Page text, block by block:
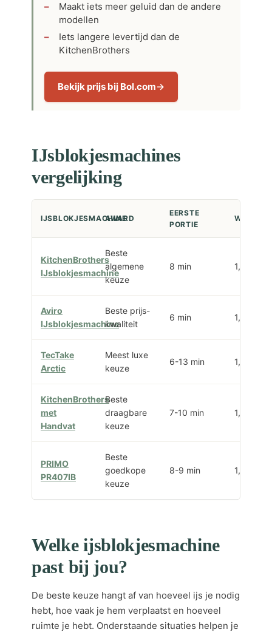
Maakt iets meer geluid dan de andere
modellen
Iets langere levertijd dan de
KitchenBrothers
Bekijk prijs bij Bol.com
IJsblokjesmachines
vergelijking
IJSBLOKJESMACHINE
AWARD
EERSTE
PORTIE
KitchenBrothers
IJsblokjesmachine
Beste
algemene
keuze
8 min 1,6L
Aviro
IJsblokjesmachine
Beste prijs-
kwaliteit
6 min 1,3L
TecTake
Arctic
Meest luxe
keuze
6-13 min 1,2L
KitchenBrothers
met
Handvat
Beste
draagbare
keuze
7-10 min 1,2L
PRIMO
PR407IB
Beste
goedkope
keuze
8-9 min 1,6L
Welke ijsblokjesmachine
past bij jou?
De beste keuze hangt af van hoeveel ijs je nodig
hebt, hoe vaak je hem verplaatst en hoeveel
ruimte je hebt. Onderstaande situaties helpen je